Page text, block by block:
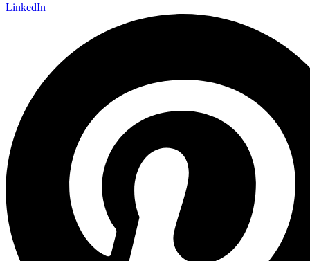
LinkedIn